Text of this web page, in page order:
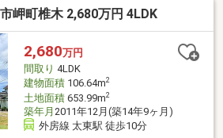
岬町椎木 2,680万円 4LDK
2,680万円
間取り 4LDK
建物面積106.64m2
土地面積653.99m2
築年月 2011年12月(築14年9ヶ月)
外房線 太東駅 徒歩10分